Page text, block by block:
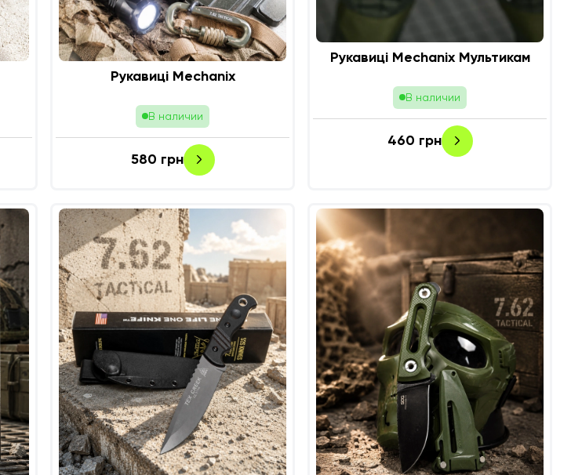
Рукавиці Mechanix
В наличии
580 грн
Рукавиці Mechanix Мультикам
В наличии
460 грн